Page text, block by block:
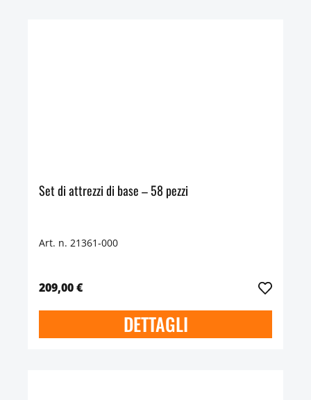
Set di attrezzi di base – 58 pezzi
Art. n. 21361-000
209,00 €
DETTAGLI